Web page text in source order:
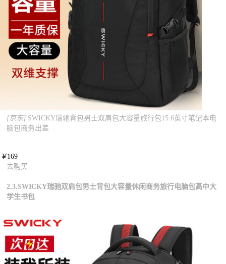
[京东] SWICKY瑞驰背包男士双肩包大容量旅行包15.6英寸笔记本电
脑包商务出差
￥169
去购买
2.3.SWICKY瑞驰双肩包男士背包大容量休闲商务旅行电脑包高中大
学生书包